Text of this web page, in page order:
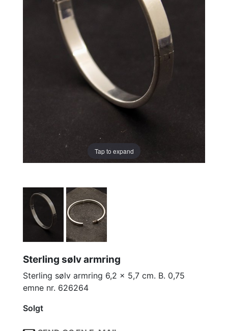
Tap to expand
Sterling sølv armring
Sterling sølv armring 6,2 x 5,7 cm. B. 0,75
emne nr. 626264
Solgt